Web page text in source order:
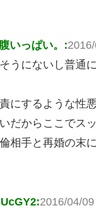
いっぱい。:
うにないし普通
にするような性
だからここでス
相手と再婚の末
2016/04/